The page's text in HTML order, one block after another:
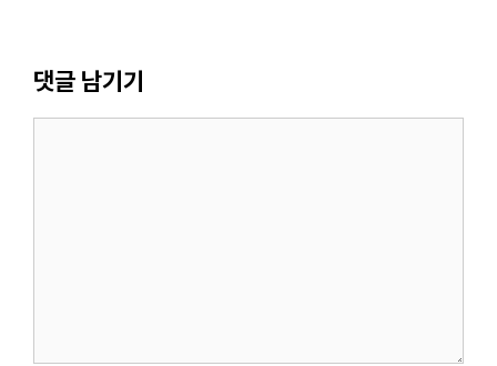
댓글 남기기